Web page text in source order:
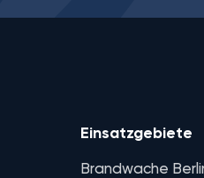
Einsatzgebiete
Brandwache